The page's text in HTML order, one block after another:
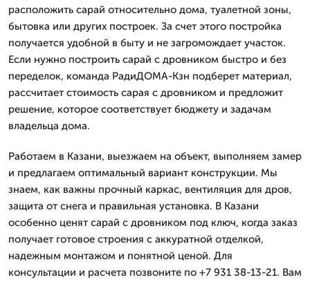
расположить сарай относительно дома, туалетной зоны,
бытовка или других построек. За счет этого постройка
получается удобной в быту и не загромождает участок.
Если нужно построить сарай с дровником быстро и без
переделок, команда РадиДОМА-Кзн подберет материал,
рассчитает стоимость сарая с дровником и предложит
решение, которое соответствует бюджету и задачам
владельца дома.
Работаем в Казани, выезжаем на объект, выполняем замер
и предлагаем оптимальный вариант конструкции. Мы
знаем, как важны прочный каркас, вентиляция для дров,
защита от снега и правильная установка. В Казани
особенно ценят сарай с дровником под ключ, когда заказ
получает готовое строения с аккуратной отделкой,
надежным монтажом и понятной ценой. Для
консультации и расчета позвоните по +7 931 38-13-21. Вам